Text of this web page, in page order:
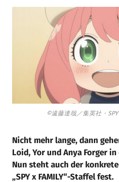
©遠藤達哉／集英社・
Nicht mehr lange, dann
Loid, Yor und Anya Forger
Nun steht auch der
„SPY x FAMILY“-Staffel fest.